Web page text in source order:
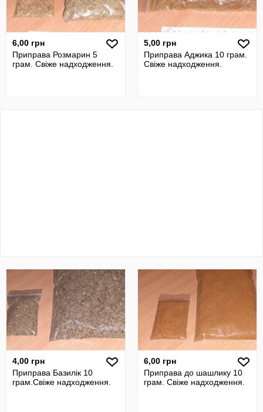
6,00 грн
Приправа Розмарин 5
грам. Свіже надходження.
5,00 грн
Приправа Аджика 10 грам.
Свіже надходження.
4,00 грн
Приправа Базилік 10
грам.Свіже надходження.
6,00 грн
Приправа до шашлику 10
грам. Свіже надходження.